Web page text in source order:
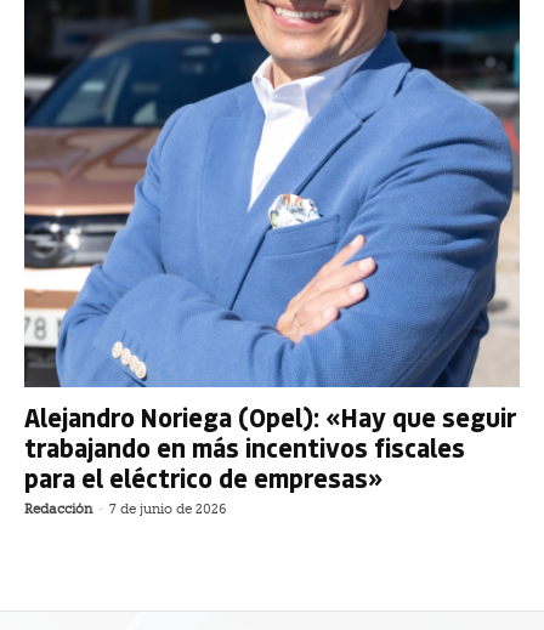
Alejandro Noriega (Opel): «Hay que seguir
trabajando en más incentivos fiscales
para el eléctrico de empresas»
Redacción - 7 de junio de 2026